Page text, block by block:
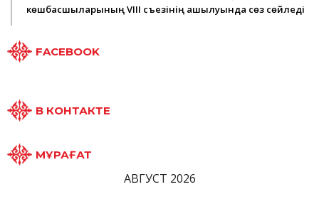
көшбасшыларының VIII съезінің ашылуында сөз сөйледі
FACEBOOK
В КОНТАКТЕ
МҰРАҒАТ
АВГУСТ 2026